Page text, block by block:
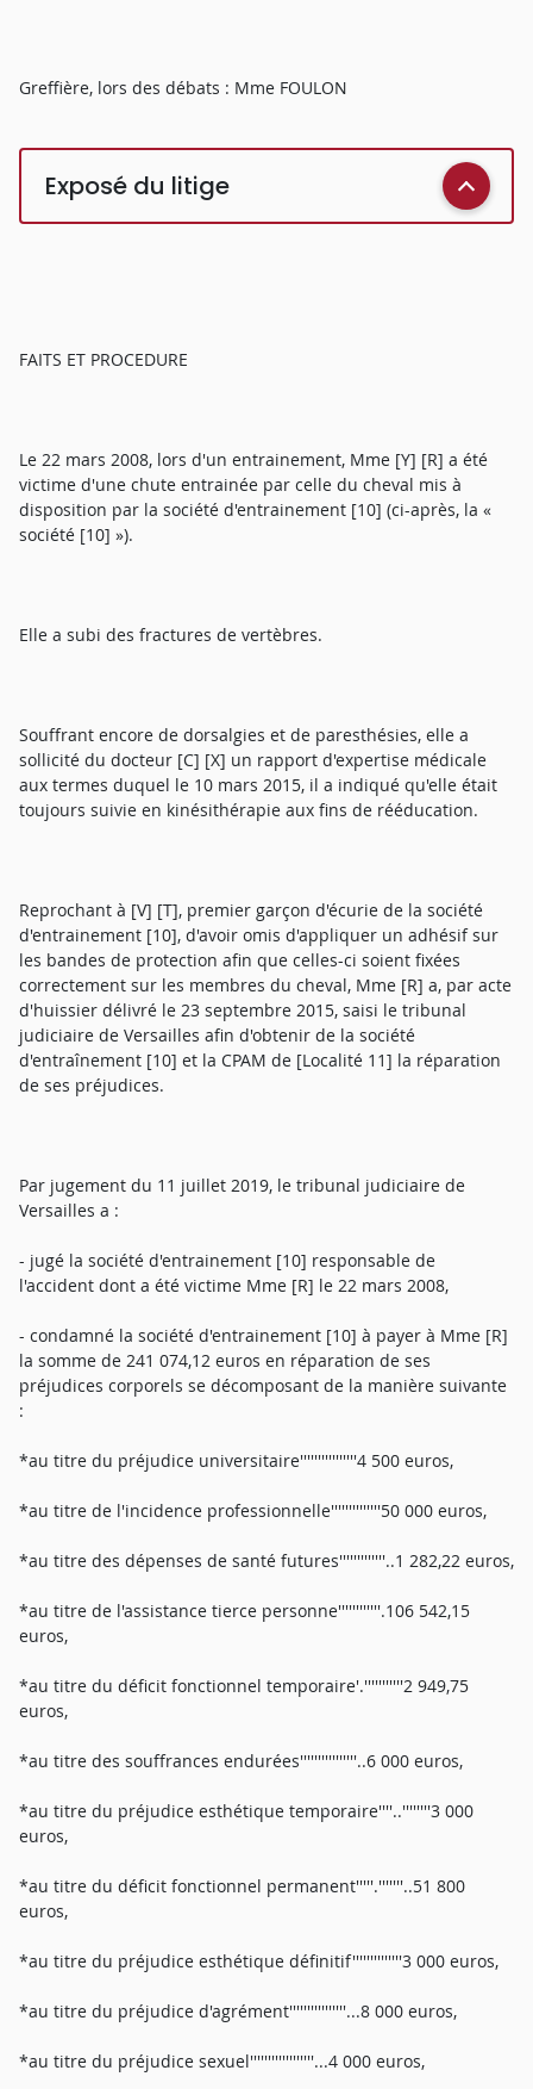
Greffière, lors des débats : Mme FOULON
Exposé du litige
FAITS ET PROCEDURE
Le 22 mars 2008, lors d'un entrainement, Mme [Y] [R] a été
victime d'une chute entrainée par celle du cheval mis à
disposition par la société d'entrainement [10] (ci-après, la «
société [10] »).
Elle a subi des fractures de vertèbres.
Souffrant encore de dorsalgies et de paresthésies, elle a
sollicité du docteur [C] [X] un rapport d'expertise médicale
aux termes duquel le 10 mars 2015, il a indiqué qu'elle était
toujours suivie en kinésithérapie aux fins de rééducation.
Reprochant à [V] [T], premier garçon d'écurie de la société
d'entrainement [10], d'avoir omis d'appliquer un adhésif sur
les bandes de protection afin que celles-ci soient fixées
correctement sur les membres du cheval, Mme [R] a, par acte
d'huissier délivré le 23 septembre 2015, saisi le tribunal
judiciaire de Versailles afin d'obtenir de la société
d'entraînement [10] et la CPAM de [Localité 11] la réparation
de ses préjudices.
Par jugement du 11 juillet 2019, le tribunal judiciaire de
Versailles a :
- jugé la société d'entrainement [10] responsable de
l'accident dont a été victime Mme [R] le 22 mars 2008,
- condamné la société d'entrainement [10] à payer à Mme [R]
la somme de 241 074,12 euros en réparation de ses
préjudices corporels se décomposant de la manière suivante
:
*au titre du préjudice universitaire''''''''''''''''4 500 euros,
*au titre de l'incidence professionnelle''''''''''''''50 000 euros,
*au titre des dépenses de santé futures'''''''''''''..1 282,22 euros,
*au titre de l'assistance tierce personne''''''''''''.106 542,15
euros,
*au titre du déficit fonctionnel temporaire'.'''''''''''2 949,75
euros,
*au titre des souffrances endurées''''''''''''''''..6 000 euros,
*au titre du préjudice esthétique temporaire''''..''''''''3 000
euros,
*au titre du déficit fonctionnel permanent'''''.'''''''..51 800
euros,
*au titre du préjudice esthétique définitif''''''''''''''3 000 euros,
*au titre du préjudice d'agrément''''''''''''''''...8 000 euros,
*au titre du préjudice sexuel''''''''''''''''''...4 000 euros,